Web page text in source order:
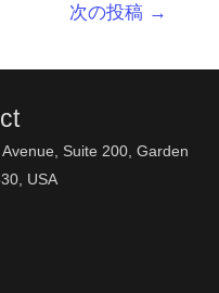
次の投稿 →
Suite 200, Garden
USA